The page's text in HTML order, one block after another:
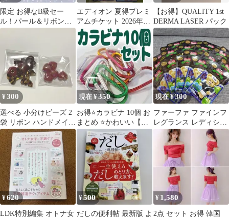
限定 お得なB級セー
ル！パール＆リボンチ
ャーム センターパーツ
エディオン 夏得プレミ
アムチケット 2026年7
月26日まで 店舗限定
【お得】QUALITY 1st
DERMA LASER パック
¥300
選べる 小分けビーズ 2
袋 リボン ハンドメイド
素材 お得セット
現在 ¥350
お得⭐カラビナ 10個 お
まとめ ⭐かわいい【新
品】キーホルダー
現在 ¥300
ファーファ ファインフ
レグランス レディシッ
ク 柔軟剤 お得な20個ま
とめ売り
¥620
LDK特別編集 オトナ女
¥500
だしの便利帖 最新版 よ
¥ 1,580
2点 セット お得 韓国